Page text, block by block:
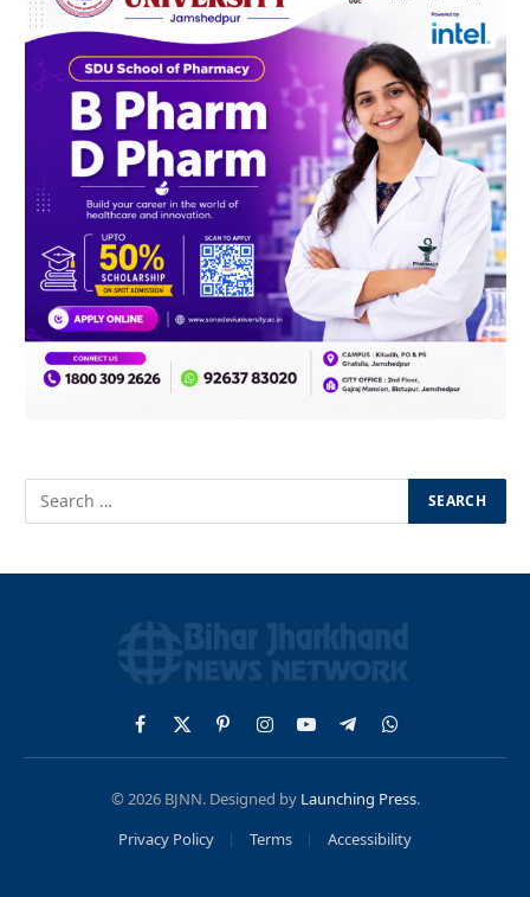
Facebook
X
(Twitter)
PinterestInstagram
YouTubeTelegramWhatsApp
© 2026 BJNN. Designed by Launching Press.
Privacy Policy
Terms Accessibility